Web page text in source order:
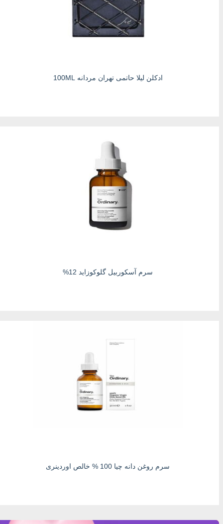
ادکلن لیلا حاتمی تهران مردانه 100ML
سرم آسکوربیل گلوکوزاید 12%
سرم روغن دانه چیا 100 % خالص اوردینری